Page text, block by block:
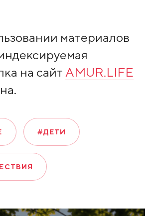
материалов
на сайт AMUR.LIFE
#ДЕТИ